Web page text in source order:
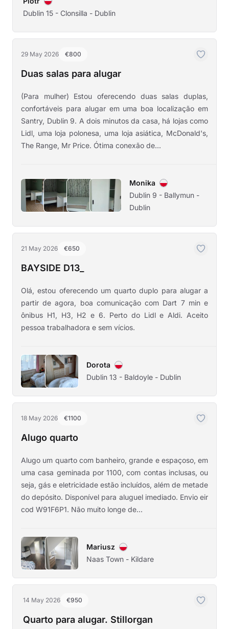
Dublin 15 - Clonsilla - Dublin
29 May 2026 €800
Duas salas para alugar
(Para mulher) Estou oferecendo duas salas duplas,
confortáveis para alugar em uma boa localização em
Santry, Dublin 9. A dois minutos da casa, há lojas como
Lidl, uma loja polonesa, uma loja asiática, McDonald's,
The Range, Mr Price. Ótima conexão de...
Monika
Dublin 9 - Ballymun -
Dublin
21 May 2026 €650
BAYSIDE D13_
Olá, estou oferecendo um quarto duplo para alugar a
partir de agora, boa comunicação com Dart 7 min e
ônibus H1, H3, H2 e 6. Perto do Lidl e Aldi. Aceito
pessoa trabalhadora e sem vícios.
Dorota
Dublin 13 - Baldoyle - Dublin
18 May 2026 €1100
Alugo quarto
Alugo um quarto com banheiro, grande e espaçoso, em
uma casa geminada por 1100, com contas inclusas, ou
seja, gás e eletricidade estão incluídos, além de metade
do depósito. Disponível para aluguel imediado. Envio eir
cod W91F6P1. Não muito longe de...
Mariusz
Naas Town - Kildare
14 May 2026 €950
Quarto para alugar. Stillorgan